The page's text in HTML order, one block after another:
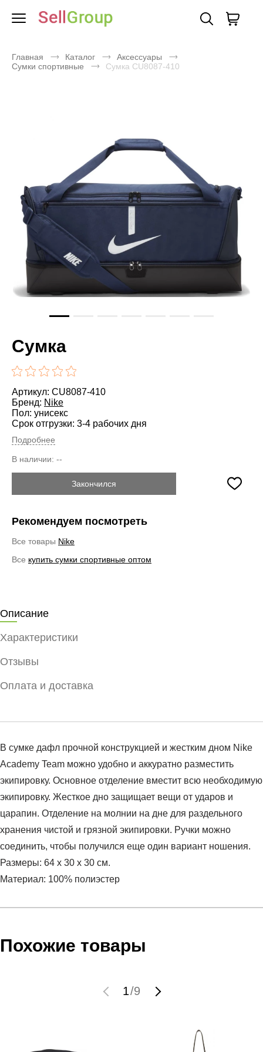
Главная Каталог
Аксессуары
Сумки спортивные
Сумка CU8087-410
Сумка
Артикул: CU8087-410
Бренд: Nike
Пол: унисекс
Срок отгрузки: 3-4 рабочих дня
Подробнее
В наличии: --
Закончился
Рекомендуем посмотреть
Все товары Nike
Все купить сумки спортивные оптом
Описание
Характеристики
Отзывы
Оплата и доставка
В сумке дафл прочной конструкцией и жестким дном Nike
Academy Team можно удобно и аккуратно разместить
экипировку. Основное отделение вместит всю необходимую
экипировку. Жесткое дно защищает вещи от ударов и
царапин. Отделение на молнии на дне для раздельного
хранения чистой и грязной экипировки. Ручки можно
соединить, чтобы получился еще один вариант ношения.
Размеры: 64 x 30 x 30 см.
Материал: 100% полиэстер
Артикул:CU8087-410
Пол:унисекс
100% Полиэстер
Условия оплаты
высылает Вам менеджер.
мы не увидим Вашу оплату.
Похожие товары
1/9